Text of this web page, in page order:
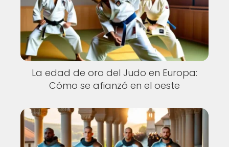
La edad de oro del Judo en Europa:
Cómo se afianzó en el oeste